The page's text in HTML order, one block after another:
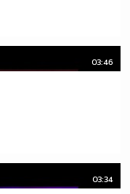
03:46
03:34